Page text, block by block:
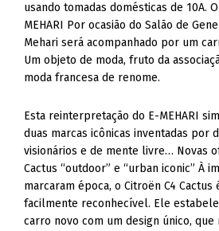
usando tomadas domésticas de 10A.
MEHARI Por ocasião do Salão de
Mehari será acompanhado por um
Um objeto de moda, fruto da
moda francesa de renome.
Esta reinterpretação do E-MEHARI
duas marcas icônicas inventadas por
visionários e de mente livre… Novas
Cactus “outdoor” e “urban iconic” À
marcaram época, o Citroën C4 Cactus
facilmente reconhecível. Ele
carro novo com um design único,